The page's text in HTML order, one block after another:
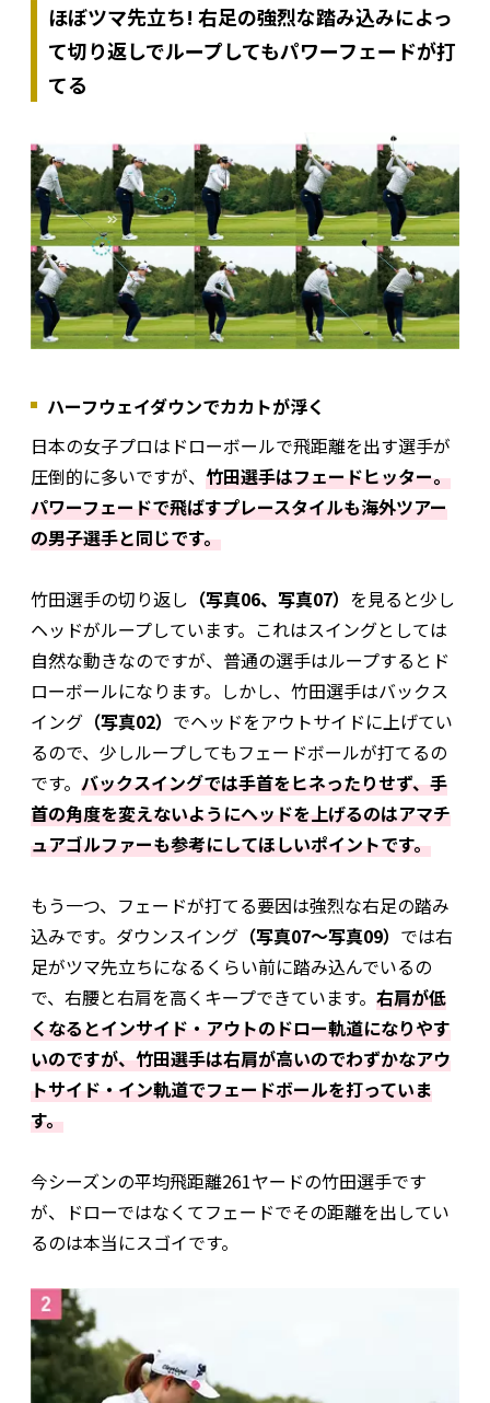
ほぼツマ先立ち! 右足の強烈な踏み込みによっ
て切り返しでループしてもパワーフェードが打
てる
ハーフウェイダウンでカカトが浮く
日本の女子プロはドローボールで飛距離を出す選手が
圧倒的に多いですが、 竹田選手はフェードヒッター。
パワーフェードで飛ばすプレースタイルも海外ツアー
の男子選手と同じです。
竹田選手の切り返し （写真06、写真07） を見ると少し
ヘッドがループしています。これはスイングとしては
自然な動きなのですが、普通の選手はループするとド
ローボールになります。しかし、竹田選手はバックス
イング （写真02） でヘッドをアウトサイドに上げてい
るので、少しループしてもフェードボールが打てるの
です。 バックスイングでは手首をヒネったりせず、手
首の角度を変えないようにヘッドを上げるのはアマチ
ュアゴルファーも参考にしてほしいポイントです。
もう一つ、フェードが打てる要因は強烈な右足の踏み
込みです。ダウンスイング （写真07〜写真09） では右
足がツマ先立ちになるくらい前に踏み込んでいるの
で、右腰と右肩を高くキープできています。 右肩が低
くなるとインサイド・アウトのドロー軌道になりやす
いのですが、竹田選手は右肩が高いのでわずかなアウ
トサイド・イン軌道でフェードボールを打っていま
す。
今シーズンの平均飛距離261ヤードの竹田選手です
が、ドローではなくてフェードでその距離を出してい
るのは本当にスゴイです。